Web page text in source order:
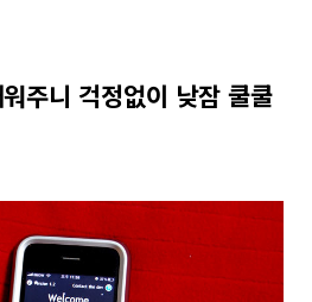
주니 걱정없이 낮잠 쿨쿨